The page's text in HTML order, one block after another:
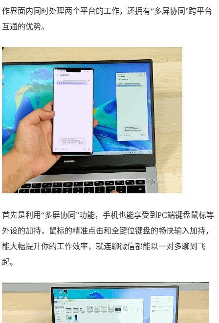
作界面内同时处理两个平台的工作，还拥有“多屏协同”跨平台
互通的优势。
首先是利用“多屏协同”功能，手机也能享受到PC端键盘鼠标等
外设的加持，鼠标的精准点击和全键位键盘的畅快输入加持，
能大幅提升你的工作效率，就连聊微信都能以一对多聊到飞
起。